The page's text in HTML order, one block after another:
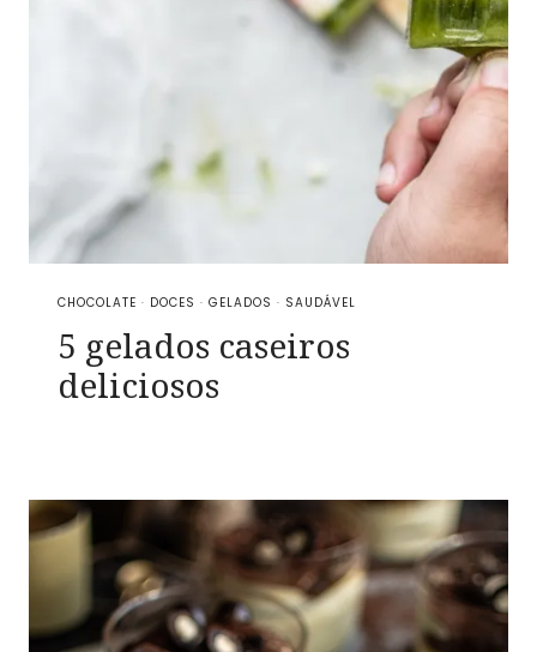
CHOCOLATE · DOCES · GELADOS · SAUDÁVEL
5 gelados caseiros
deliciosos